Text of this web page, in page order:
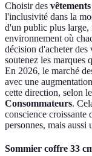
Choisir des
l'inclusivité dans la
d'un public plus large,
environnement où
décision d'acheter des
soutenez les marques
En 2026, le marché
avec une
cette direction, selon
Consommateurs.
conscience croissante
personnes, mais
Sommier coffre 33